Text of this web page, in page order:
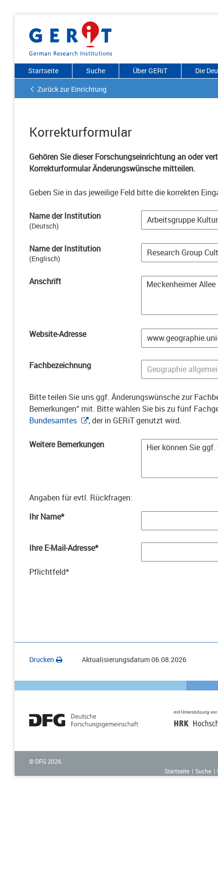
Startseite Suche Über GERiT
Die
Zurück zur Einrichtung
Korrekturformular
Gehören Sie dieser Forschungseinrichtung an oder
Korrekturformular Änderungswünsche mitteilen.
Geben Sie in das jeweilige Feld bitte die korrekten
Name der Institution
(Deutsch)
Name der Institution
(Englisch)
Anschrift
Website-Adresse
Fachbezeichnung
Bitte teilen Sie uns ggf. Änderungswünsche zur
Bemerkungen“ mit. Bitte wählen Sie bis zu fünf
Bundesamtes
, der in GERiT genutzt wird.
Weitere Bemerkungen
Angaben für evtl. Rückfragen:
Ihr Name*
Ihre E-Mail-Adresse*
Pflichtfeld*
Drucken Aktualisierungsdatum06.08.2026
© DFG 2026
Startseite
Suche